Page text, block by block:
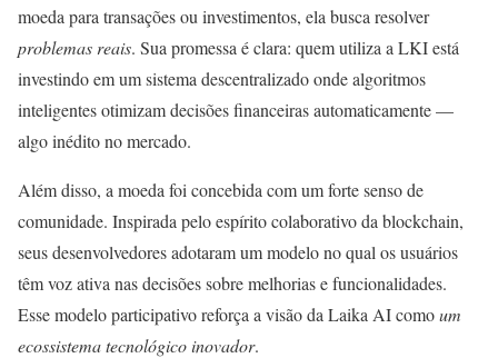
moeda para transações ou investimentos, ela busca resolver
problemas reais. Sua promessa é clara: quem utiliza a LKI está
investindo em um sistema descentralizado onde algoritmos
inteligentes otimizam decisões financeiras automaticamente —
algo inédito no mercado.
Além disso, a moeda foi concebida com um forte senso de
comunidade. Inspirada pelo espírito colaborativo da blockchain,
seus desenvolvedores adotaram um modelo no qual os usuários
têm voz ativa nas decisões sobre melhorias e funcionalidades.
Esse modelo participativo reforça a visão da Laika AI comoum
ecossistema tecnológico inovador.